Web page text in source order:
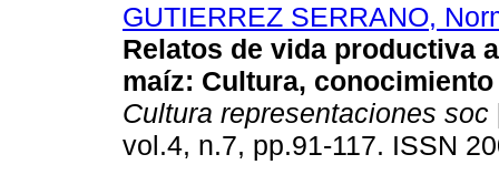
GUTIERREZ SERRANO,
Relatos de vida productiva
maíz: Cultura,
Cultura representaciones soc
vol.4, n.7, pp.91-117. ISSN